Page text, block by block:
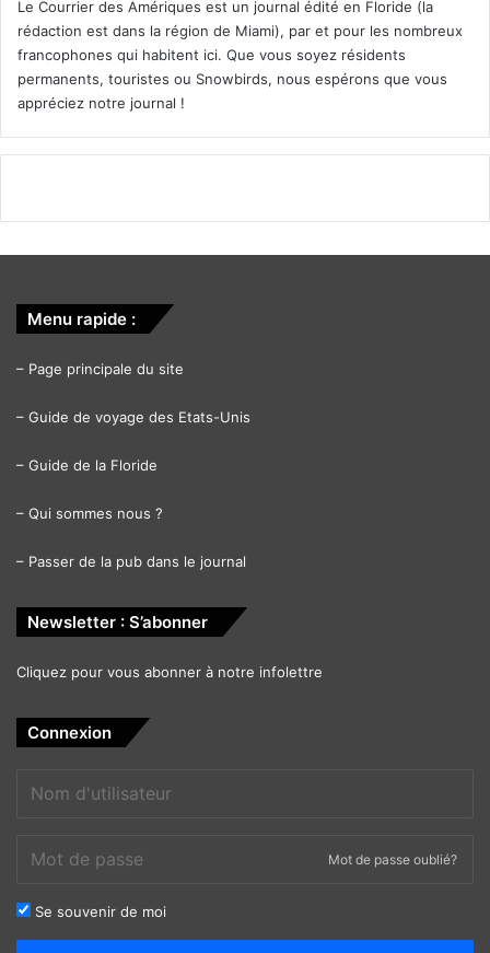
Le Courrier des Amériques est un journal édité en Floride (la
rédaction est dans la région de Miami), par et pour les nombreux
francophones qui habitent ici. Que vous soyez résidents
permanents, touristes ou Snowbirds, nous espérons que vous
appréciez notre journal !
Menu rapide :
– Page principale du site
– Guide de voyage des Etats-Unis
– Guide de la Floride
– Qui sommes nous ?
– Passer de la pub dans le journal
Newsletter : S’abonner
Cliquez pour vous abonner à notre infolettre
Connexion
Mot de passe oublié?
Se souvenir de moi